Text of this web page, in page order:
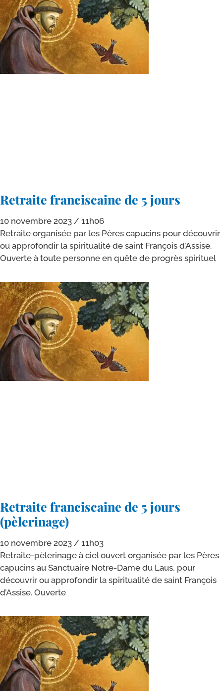
Retraite franciscaine de 5 jours
10 novembre 2023
11h06
Retraite orga­ni­sée par les Pères capu­cins pour décou­vrir
ou appro­fon­dir la spi­ri­tua­li­té de saint François d’Assise.
Ouverte à toute per­sonne en quête de pro­grès spirituel
Retraite franciscaine de 5 jours
(pèlerinage)
10 novembre 2023
11h03
Retraite-​pèlerinage à ciel ouvert orga­ni­sée par les Pères
capu­cins au Sanctuaire Notre-​Dame du Laus, pour
décou­vrir ou appro­fon­dir la spi­ri­tua­li­té de saint François
d’Assise. Ouverte